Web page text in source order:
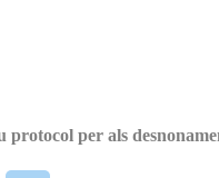
per als